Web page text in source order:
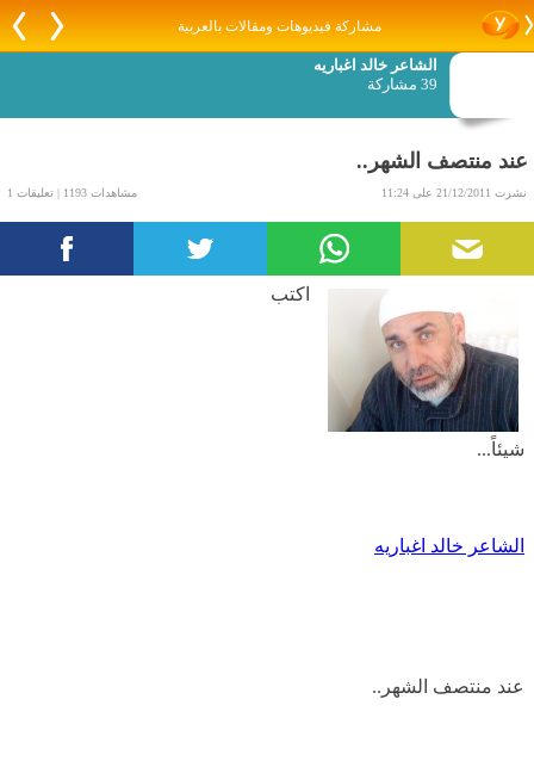
مشاركة فيديوهات ومقالات بالعربية
الشاعر خالد اغباريه
39 مشاركة
عند منتصف الشهر..
نشرت 21/12/2011 على 11:24 مشاهدات 1193 | تعليقات 1
اكتب
شيئاً...
الشاعر خالد اغباريه
عند منتصف الشهر..